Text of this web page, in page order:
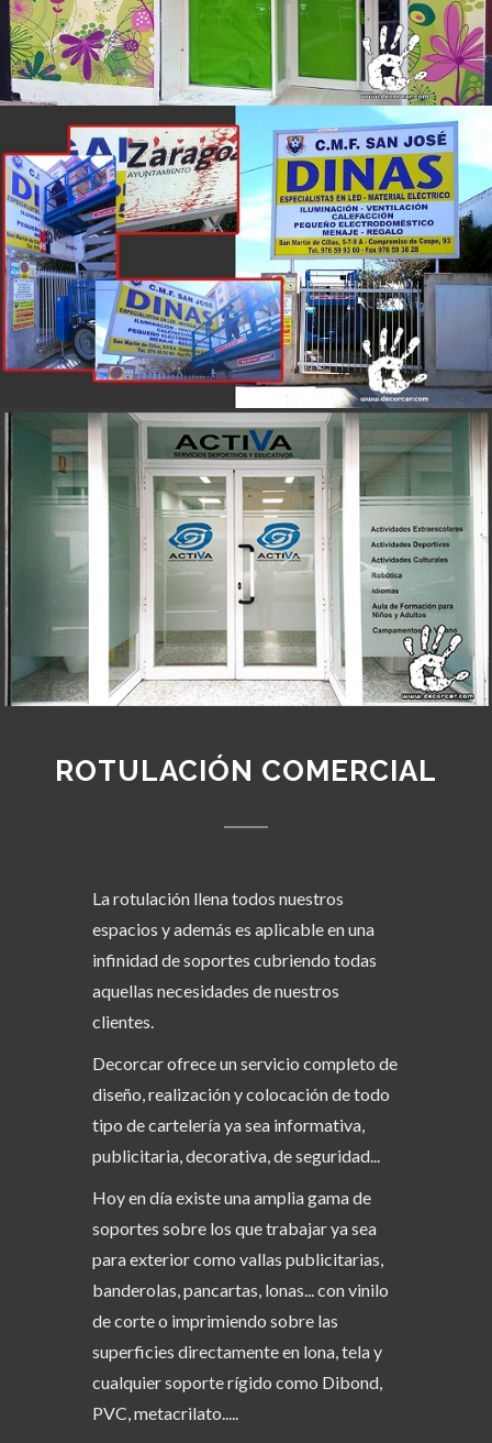
ROTULACIÓN COMERCIAL
La rotulación llena todos nuestros
espacios y además es aplicable en una
infinidad de soportes cubriendo todas
aquellas necesidades de nuestros
clientes.
Decorcar ofrece un servicio completo de
diseño, realización y colocación de todo
tipo de cartelería ya sea informativa,
publicitaria, decorativa, de seguridad...
Hoy en día existe una amplia gama de
soportes sobre los que trabajar ya sea
para exterior como vallas publicitarias,
banderolas, pancartas, lonas... con vinilo
de corte o imprimiendo sobre las
superficies directamente en lona, tela y
cualquier soporte rígido como Dibond,
PVC, metacrilato.....